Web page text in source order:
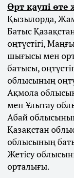
Өрт қаупі өте
Қызылорда,
Батыс
оңтүстігі,
шығысы мен
батысы,
облысының
Ақмола
мен Ұлытау
Абай
Қазақстан
облысының
Жетісу
орталығы.